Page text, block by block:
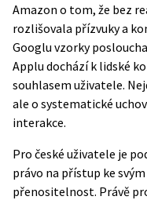
Amazon o tom, že bez
rozlišovala přízvuky a
Googlu vzorky
Applu dochází k lidské
souhlasem uživatele.
ale o systematické
interakce.
Pro české uživatele je
právo na přístup ke
přenositelnost. Právě